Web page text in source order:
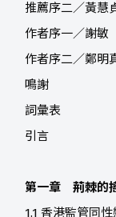
推薦序二／黃慧
作者序一／謝敏
作者序二／鄭明
鳴謝
詞彙表
引言
第一章 荊棘的
1.1 香港監管同